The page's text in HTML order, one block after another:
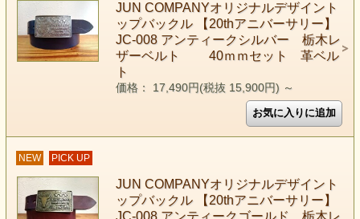
JUN COMPANYオリジナルデザイント
ップバックル 【20thアニバーサリー】
JC-008 アンティークシルバー 栃木レ
ザーベルト 40ｍｍセット 革ベル
ト
価格： 17,490円(税抜 15,900円) ～
NEW PICK UP
JUN COMPANYオリジナルデザイント
ップバックル 【20thアニバーサリー】
JC-008 アンティークゴールド 栃木レ